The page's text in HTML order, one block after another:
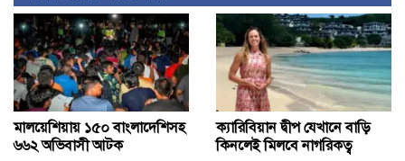
মালয়েশিয়ায় ১৫০ বাংলাদেশিসহ
৬৬২ অভিবাসী আটক
ক্যারিবিয়ান দ্বীপ যেখানে বাড়ি
কিনলেই মিলবে নাগরিকত্ব